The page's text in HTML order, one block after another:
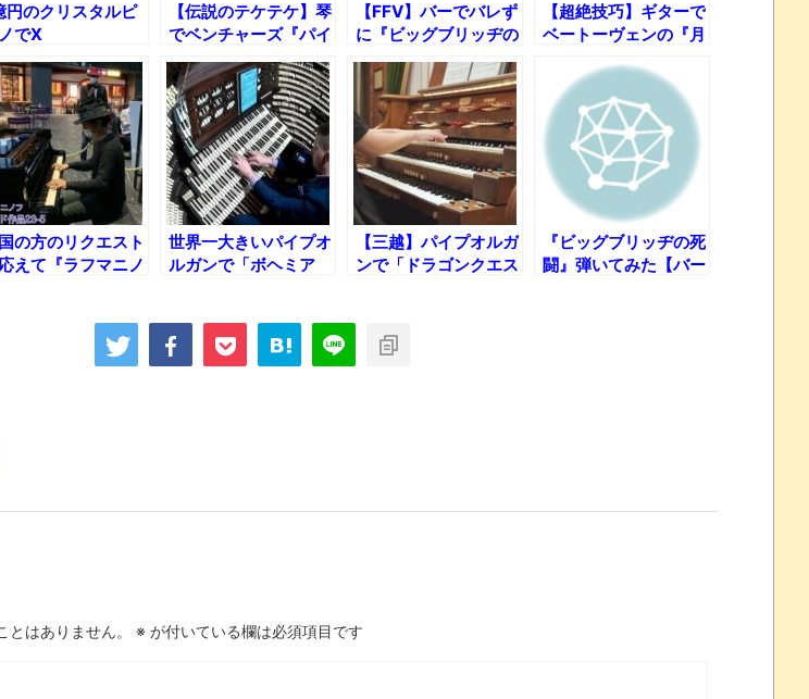
円のクリスタルピ
でX
『Forever
』弾いてみた
なゑちゃん】
【伝説のテケテケ】琴
でベンチャーズ『パイ
プライン』弾いてみ
た！
【FFⅤ】バーでバレず
に『ビッグブリッヂの
死闘』を弾く方法ｗ
【超絶技巧】ギターで
ベートーヴェンの『月
の方のリクエスト
えて『ラフマニノ
世界一大きいパイプオ
ルガンで「ボヘミア
【三越】パイプオルガ
ンで「ドラゴンクエス
『ビッグブリッヂの死
闘』弾いてみた【バー
はありません。 ※ が付いている欄は必須項目です